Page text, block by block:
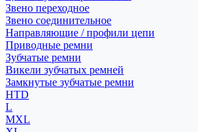
Звено переходное
Звено соединительное
Направляющие / профили цепи
Приводные ремни
Зубчатые ремни
Викели зубчатых ремней
Замкнутые зубчатые ремни
HTD
L
MXL